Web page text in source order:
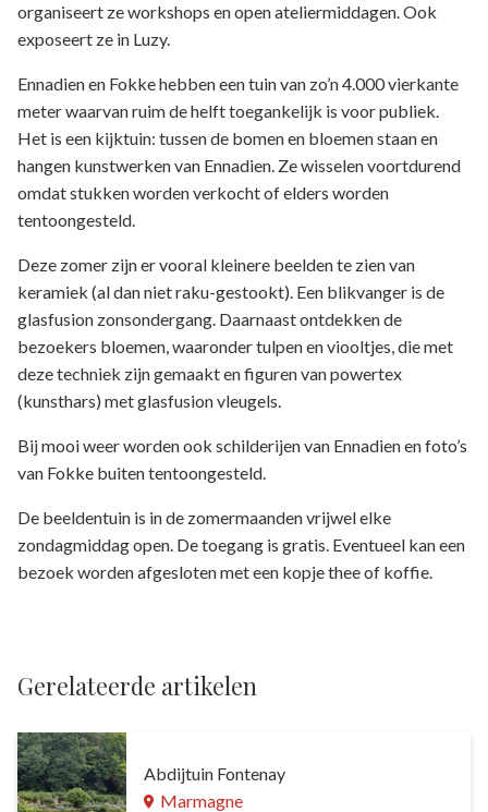
organiseert ze workshops en open ateliermiddagen. Ook
exposeert ze in Luzy.
Ennadien en Fokke hebben een tuin van zo’n 4.000 vierkante
meter waarvan ruim de helft toegankelijk is voor publiek.
Het is een kijktuin: tussen de bomen en bloemen staan en
hangen kunstwerken van Ennadien. Ze wisselen voortdurend
omdat stukken worden verkocht of elders worden
tentoongesteld.
Deze zomer zijn er vooral kleinere beelden te zien van
keramiek (al dan niet raku-gestookt). Een blikvanger is de
glasfusion zonsondergang. Daarnaast ontdekken de
bezoekers bloemen, waaronder tulpen en viooltjes, die met
deze techniek zijn gemaakt en figuren van powertex
(kunsthars) met glasfusion vleugels.
Bij mooi weer worden ook schilderijen van Ennadien en foto’s
van Fokke buiten tentoongesteld.
De beeldentuin is in de zomermaanden vrijwel elke
zondagmiddag open. De toegang is gratis. Eventueel kan een
bezoek worden afgesloten met een kopje thee of koffie.
Gerelateerde artikelen
Abdijtuin Fontenay
Marmagne